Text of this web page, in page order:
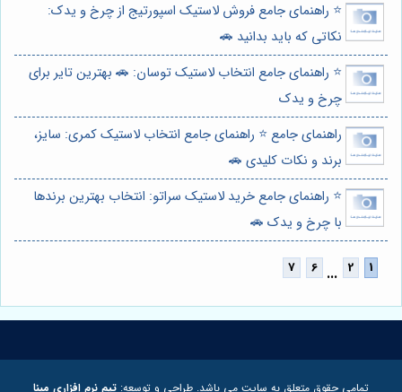
⭐️ راهنمای جامع فروش لاستیک اسپورتیج از چرخ و یدک:
نکاتی که باید بدانید 🚗
⭐️ راهنمای جامع انتخاب لاستیک توسان: 🚗 بهترین تایر برای
چرخ و یدک
راهنمای جامع ⭐️ راهنمای جامع انتخاب لاستیک کمری: سایز،
برند و نکات کلیدی 🚗
⭐️ راهنمای جامع خرید لاستیک سراتو: انتخاب بهترین برندها
با چرخ و یدک 🚗
...
تمامی حقوق متعلق به سایت می باشد. طراحی و توسعه: تیم نرم افزاری مبنا